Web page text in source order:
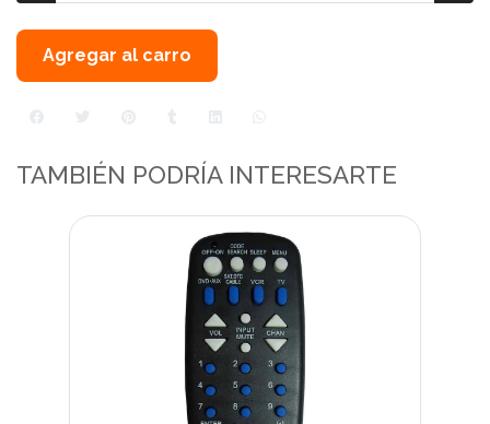
Agregar al carro
TAMBIÉN PODRÍA INTERESARTE